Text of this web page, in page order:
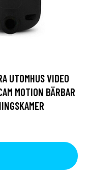
UTOMHUS VIDEO
MOTION BÄRBAR